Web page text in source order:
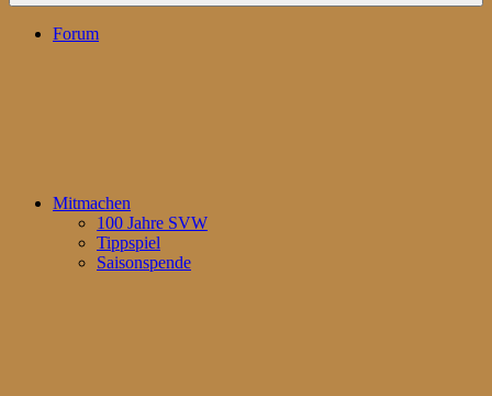
Forum
Mitmachen
100 Jahre SVW
Tippspiel
Saisonspende